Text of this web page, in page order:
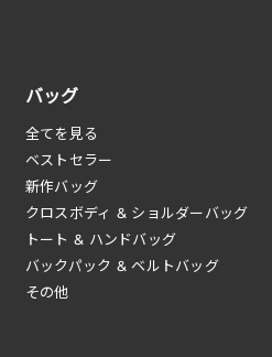
バッグ
全てを見る
ベストセラー
新作バッグ
クロスボディ & ショルダーバッグ
トート & ハンドバッグ
バックパック & ベルトバッグ
その他